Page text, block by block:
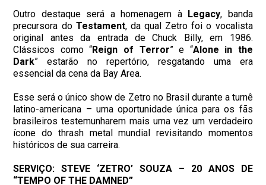
Outro destaque será a homenagem à Legacy, banda
precursora do Testament, da qual Zetro foi o vocalista
original antes da entrada de Chuck Billy, em 1986.
Clássicos como “Reign of Terror” e “Alone in the
Dark” estarão no repertório, resgatando uma era
essencial da cena da Bay Area.
Esse será o único show de Zetro no Brasil durante a turnê
latino-americana – uma oportunidade única para os fãs
brasileiros testemunharem mais uma vez um verdadeiro
ícone do thrash metal mundial revisitando momentos
históricos de sua carreira.
SERVIÇO: STEVE ‘ZETRO’ SOUZA – 20 ANOS DE
“TEMPO OF THE DAMNED”